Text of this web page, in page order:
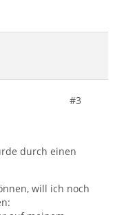
#3
durch einen
will ich noch